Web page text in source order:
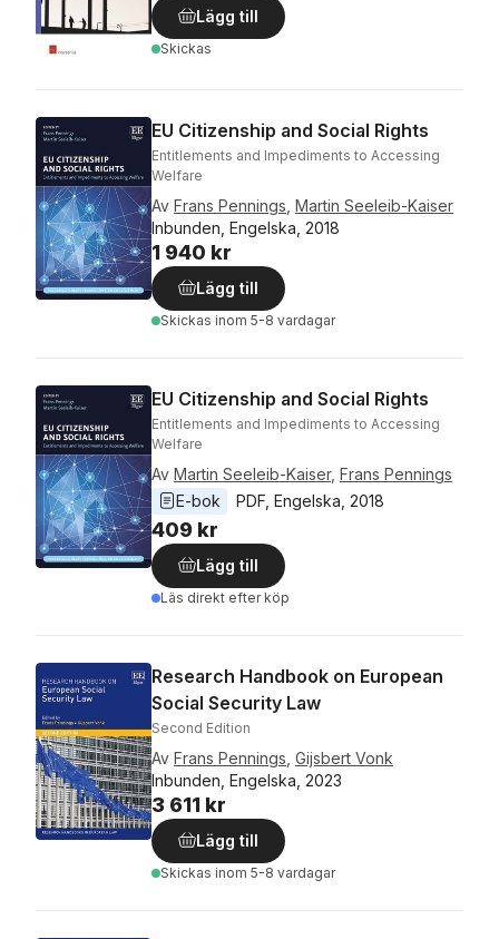
Lägg till
Skickas
EU Citizenship and Social Rights
Entitlements and Impediments to Accessing
Welfare
Av Frans Pennings Martin Seeleib-Kaiser
Inbunden, Engelska, 2018
1 940 kr
Lägg till
Skickas inom 5-8 vardagar
EU Citizenship and Social Rights
Entitlements and Impediments to Accessing
Welfare
Av Martin Seeleib-Kaiser, Frans Pennings
E-bok
PDF Engelska 2018
409 kr
Lägg till
Läs direkt efter köp
Research Handbook on European
Social Security Law
Second Edition
Av Frans Pennings Gijsbert Vonk
Inbunden, Engelska, 2023
3 611 kr
Lägg till
Skickas inom 5-8 vardagar